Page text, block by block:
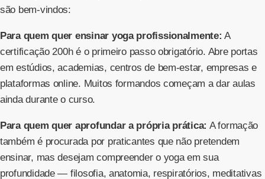
são bem-vindos:
Para quem quer ensinar yoga profissionalmente: A
certificação 200h é o primeiro passo obrigatório. Abre portas
em estúdios, academias, centros de bem-estar, empresas e
plataformas online. Muitos formandos começam a dar aulas
ainda durante o curso.
Para quem quer aprofundar a própria prática: A formação
também é procurada por praticantes que não pretendem
ensinar, mas desejam compreender o yoga em sua
profundidade — filosofia, anatomia, respiratórios, meditativas